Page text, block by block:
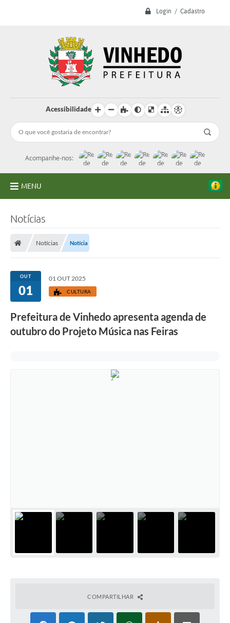
Login / Cadastro
Acessibilidade
Acompanhe-nos:
MENU
Licitações
Transparência
Concursos e Processos Seletivos
Inclusão e Acessibilidade
Sistema de Protocolo
Notícias
Notícias Notícia
OUT
01
01 OUT 2025
CULTURA
Prefeitura de Vinhedo apresenta agenda de
outubro do Projeto Música nas Feiras
COMPARTILHAR